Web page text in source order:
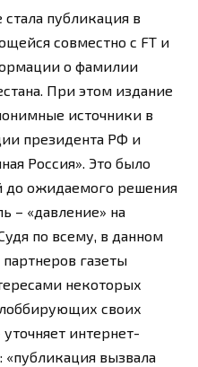
публикация в
совместно с FT и
о фамилии
При этом издание
источники в
президента РФ и
Россия». Это было
до ожидаемого решения
– «давление» на
по всему, в данном
газеты
некоторых
своих
интернет-
«публикация вызвала